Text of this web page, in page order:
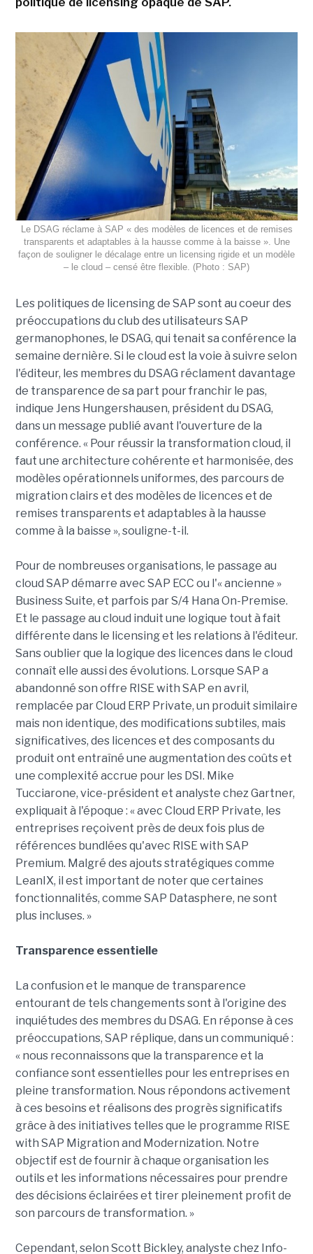
Le DSAG réclame à SAP « des modèles de licences et de remises
transparents et adaptables à la hausse comme à la baisse ». Une
façon de souligner le décalage entre un licensing rigide et un modèle
– le cloud – censé être flexible. (Photo : SAP)
Les politiques de licensing de SAP sont au coeur des
préoccupations du club des utilisateurs SAP
germanophones, le DSAG, qui tenait sa conférence la
semaine dernière. Si le cloud est la voie à suivre selon
l'éditeur, les membres du DSAG réclament davantage
de transparence de sa part pour franchir le pas,
indique Jens Hungershausen, président du DSAG,
dans un message publié avant l'ouverture de la
conférence. « Pour réussir la transformation cloud, il
faut une architecture cohérente et harmonisée, des
modèles opérationnels uniformes, des parcours de
migration clairs et des modèles de licences et de
remises transparents et adaptables à la hausse
comme à la baisse », souligne-t-il.
Pour de nombreuses organisations, le passage au
cloud SAP démarre avec SAP ECC ou l'« ancienne »
Business Suite, et parfois par S/4 Hana On-Premise.
Et le passage au cloud induit une logique tout à fait
différente dans le licensing et les relations à l'éditeur.
Sans oublier que la logique des licences dans le cloud
connaît elle aussi des évolutions. Lorsque SAP a
abandonné son offre RISE with SAP en avril,
remplacée par Cloud ERP Private, un produit similaire
mais non identique, des modifications subtiles, mais
significatives, des licences et des composants du
produit ont entraîné une augmentation des coûts et
une complexité accrue pour les DSI. Mike
Tucciarone, vice-président et analyste chez Gartner,
expliquait à l'époque : « avec Cloud ERP Private, les
entreprises reçoivent près de deux fois plus de
références bundlées qu'avec RISE with SAP
Premium. Malgré des ajouts stratégiques comme
LeanIX, il est important de noter que certaines
fonctionnalités, comme SAP Datasphere, ne sont
plus incluses. »
Transparence essentielle
La confusion et le manque de transparence
entourant de tels changements sont à l'origine des
inquiétudes des membres du DSAG. En réponse à ces
préoccupations, SAP réplique, dans un communiqué :
« nous reconnaissons que la transparence et la
confiance sont essentielles pour les entreprises en
pleine transformation. Nous répondons activement
à ces besoins et réalisons des progrès significatifs
grâce à des initiatives telles que le programme RISE
with SAP Migration and Modernization. Notre
objectif est de fournir à chaque organisation les
outils et les informations nécessaires pour prendre
des décisions éclairées et tirer pleinement profit de
son parcours de transformation. »
Cependant, selon Scott Bickley, analyste chez Info-